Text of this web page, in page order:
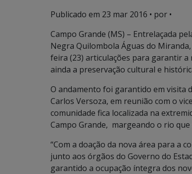
Publicado em 23 mar 2016 • por •
Campo Grande (MS) – Entrelaçada
Negra Quilombola Águas do
feira (23) articulações para garantir a
ainda a preservação cultural e
O andamento foi garantido em visita
Carlos Versoza, em reunião com o
comunidade fica localizada na
Campo Grande, margeando o rio
“Com a doação da nova área para a
junto aos órgãos do Governo do
garantido a ocupação íntegra dos